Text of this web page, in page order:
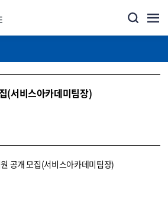
(서비스아카데미팀장)
공개 모집(서비스아카데미팀장)